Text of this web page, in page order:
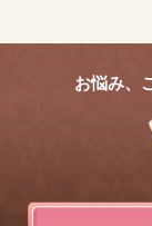
お悩み、